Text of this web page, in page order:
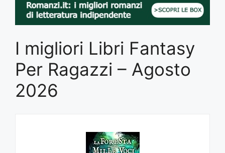
I migliori Libri Fantasy
Per Ragazzi – Agosto
2026